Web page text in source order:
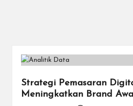
Strategi Pemasaran
Meningkatkan Brand